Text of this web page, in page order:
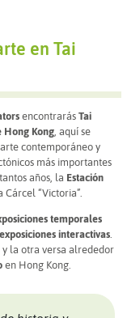
en Tai
encontrarás Tai
Hong Kong , aquí se
contemporáneo y
más importantes
años, la Estación
“Victoria”.
temporales
exposiciones interactivas
y la otra versa alrededor
en Hong Kong.